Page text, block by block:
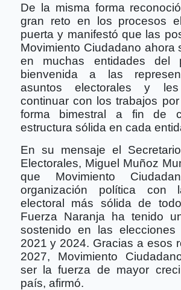
De la misma forma
gran reto en los procesos
puerta y manifestó que las
Movimiento Ciudadano ahora
en muchas entidades del
bienvenida a las
asuntos electorales y
continuar con los trabajos
forma bimestral a fin de
estructura sólida en cada
En su mensaje el
Electorales, Miguel Muñoz
que Movimiento
organización política con
electoral más sólida de
Fuerza Naranja ha tenido
sostenido en las elecciones
2021 y 2024. Gracias a esos
2027, Movimiento
ser la fuerza de mayor
país, afirmó.